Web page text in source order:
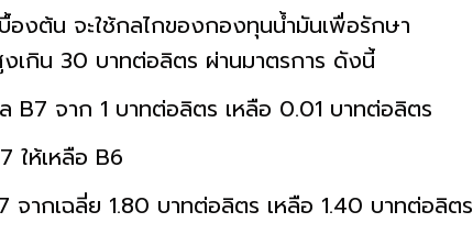
องต้น จะใช้กลไกของกองทุนน้ำมันเพื่อรักษา
เกิน 30 บาทต่อลิตร ผ่านมาตรการ ดังนี้
B7 จาก 1 บาทต่อลิตร เหลือ 0.01 บาทต่อลิตร
ให้เหลือ B6
จากเฉลี่ย 1.80 บาทต่อลิตร เหลือ 1.40 บาทต่อลิตร